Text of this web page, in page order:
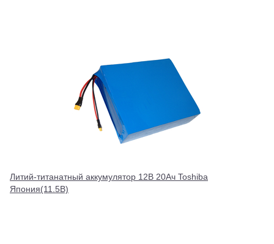
Литий-титанатный аккумулятор 12В 20Ач Toshiba
Япония(11.5В)